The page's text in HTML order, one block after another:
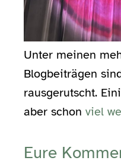
Unter meinen
Blogbeiträgen
rausgerutscht.
aber schon viel
Eure